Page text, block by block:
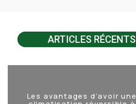
ARTICLES RÉCENTS
Les avantages d’avoir une